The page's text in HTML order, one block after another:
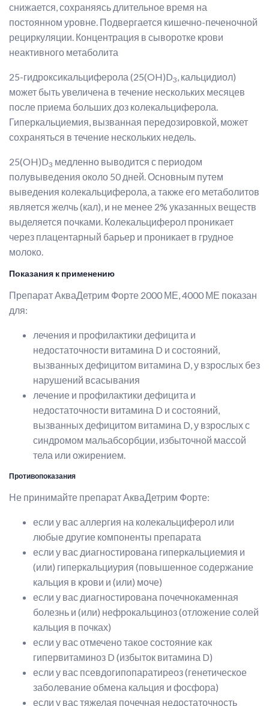
снижается, сохраняясь длительное время на
постоянном уровне. Подвергается кишечно-печеночной
рециркуляции. Концентрация в сыворотке крови
неактивного метаболита
25-гидроксикальциферола (25(OH)D3 , кальцидиол)
может быть увеличена в течение нескольких месяцев
после приема больших доз колекальциферола.
Гиперкальциемия, вызванная передозировкой, может
сохраняться в течение нескольких недель.
25(OH)D3 медленно выводится с периодом
полувыведения около 50 дней. Основным путем
выведения колекальциферола, а также его метаболитов
является желчь (кал), и не менее 2% указанных веществ
выделяется почками. Колекальциферол проникает
через плацентарный барьер и проникает в грудное
молоко.
Показания к применению
Препарат АкваДетрим Форте 2000 МЕ, 4000 МЕ показан
для:
лечения и профилактики дефицита и
недостаточности витамина D и состояний,
вызванных дефицитом витамина D, у взрослых без
нарушений всасывания
лечение и профилактики дефицита и
недостаточности витамина D и состояний,
вызванных дефицитом витамина D, у взрослых с
синдромом мальабсорбции, избыточной массой
тела или ожирением.
Противопоказания
Не принимайте препарат АкваДетрим Форте:
если у вас аллергия на колекальциферол или
любые другие компоненты препарата
если у вас диагностирована гиперкальциемия и
(или) гиперкальциурия (повышенное содержание
кальция в крови и (или) моче)
если у вас диагностирована почечнокаменная
болезнь и (или) нефрокальциноз (отложение солей
кальция в почках)
если у вас отмечено такое состояние как
гипервитаминоз D (избыток витамина D)
если у вас псевдогипопаратиреоз (генетическое
заболевание обмена кальция и фосфора)
если у вас тяжелая почечная недостаточность